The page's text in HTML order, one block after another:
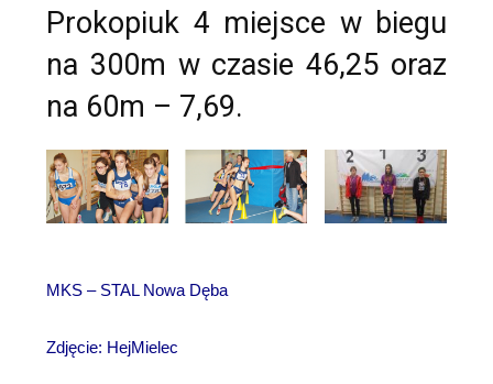
Prokopiuk 4 miejsce w biegu
na 300m w czasie 46,25 oraz
na 60m – 7,69.
MKS – STAL Nowa Dęba
Zdjęcie: HejMielec